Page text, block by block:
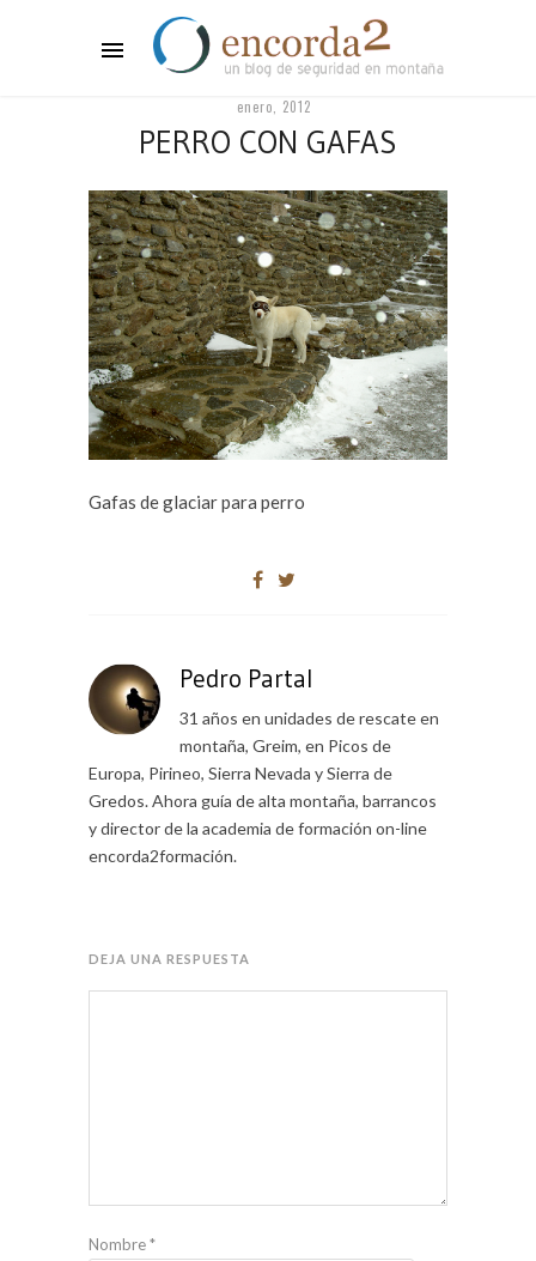
enero, 2012
PERRO CON GAFAS
Gafas de glaciar para perro
Pedro Partal
31 años en unidades de rescate en
montaña, Greim, en Picos de
Europa, Pirineo, Sierra Nevada y Sierra de
Gredos. Ahora guía de alta montaña, barrancos
y director de la academia de formación on-line
encorda2formación.
DEJA UNA RESPUESTA
Nombre*